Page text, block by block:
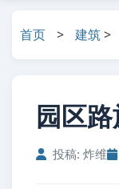
首页 > 建筑>
园区
投稿: 炸维